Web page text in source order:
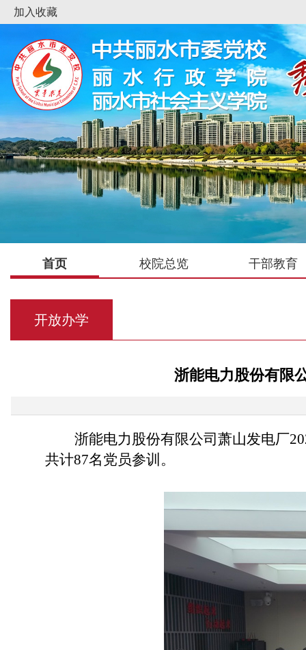
加入收藏
首页 校院总览 干部教育
开放办学
浙能电力股份有限
浙能电力股份有限公司萧山发电厂
共计87名党员参训。